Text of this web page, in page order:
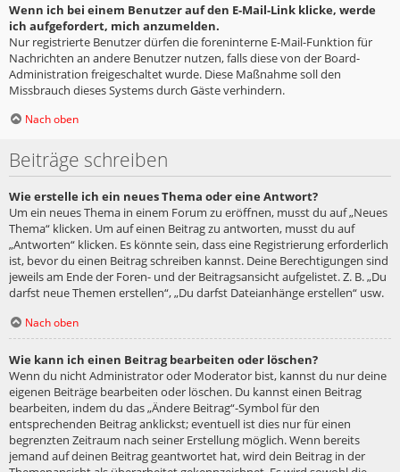
Wenn ich bei einem Benutzer auf den E-Mail-Link klicke, werde
ich aufgefordert, mich anzumelden.
Nur registrierte Benutzer dürfen die foreninterne E-Mail-Funktion für
Nachrichten an andere Benutzer nutzen, falls diese von der Board-
Administration freigeschaltet wurde. Diese Maßnahme soll den
Missbrauch dieses Systems durch Gäste verhindern.
Nach oben
Beiträge schreiben
Wie erstelle ich ein neues Thema oder eine Antwort?
Um ein neues Thema in einem Forum zu eröffnen, musst du auf „Neues
Thema“ klicken. Um auf einen Beitrag zu antworten, musst du auf
„Antworten“ klicken. Es könnte sein, dass eine Registrierung erforderlich
ist, bevor du einen Beitrag schreiben kannst. Deine Berechtigungen sind
jeweils am Ende der Foren- und der Beitragsansicht aufgelistet. Z. B. „Du
darfst neue Themen erstellen“, „Du darfst Dateianhänge erstellen“ usw.
Nach oben
Wie kann ich einen Beitrag bearbeiten oder löschen?
Wenn du nicht Administrator oder Moderator bist, kannst du nur deine
eigenen Beiträge bearbeiten oder löschen. Du kannst einen Beitrag
bearbeiten, indem du das „Ändere Beitrag“-Symbol für den
entsprechenden Beitrag anklickst; eventuell ist dies nur für einen
begrenzten Zeitraum nach seiner Erstellung möglich. Wenn bereits
jemand auf deinen Beitrag geantwortet hat, wird dein Beitrag in der